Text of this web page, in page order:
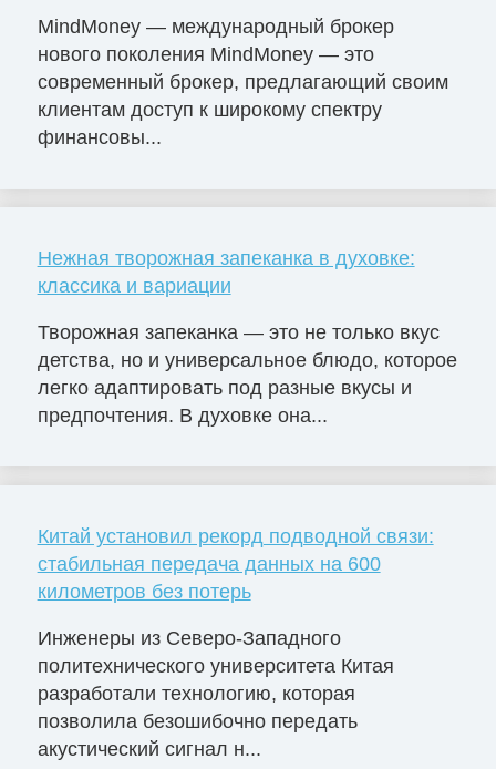
MindMoney — международный брокер
нового поколения MindMoney — это
современный брокер, предлагающий своим
клиентам доступ к широкому спектру
финансовы...
Нежная творожная запеканка в духовке:
классика и вариации
Творожная запеканка — это не только вкус
детства, но и универсальное блюдо, которое
легко адаптировать под разные вкусы и
предпочтения. В духовке она...
Китай установил рекорд подводной связи:
стабильная передача данных на 600
километров без потерь
Инженеры из Северо-Западного
политехнического университета Китая
разработали технологию, которая
позволила безошибочно передать
акустический сигнал н...